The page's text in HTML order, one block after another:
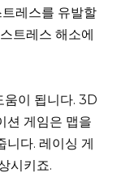
레스를 유발할
트레스 해소에
움이 됩니다. 3D
션 게임은 맵을
다. 레이싱 게
시키죠.